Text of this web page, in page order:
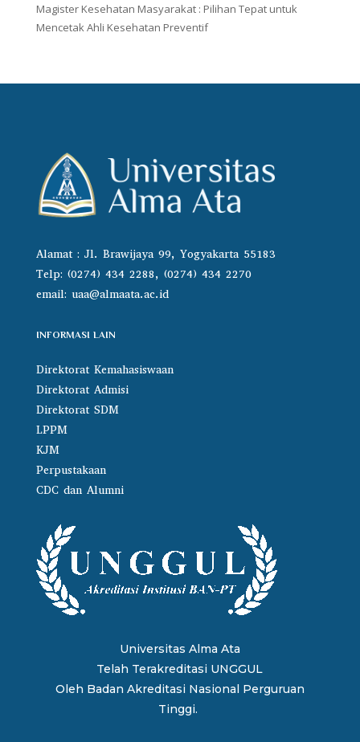
Magister Kesehatan Masyarakat : Pilihan Tepat untuk
Mencetak Ahli Kesehatan Preventif
Alamat : Jl. Brawijaya 99, Yogyakarta 55183
Telp: (0274) 434 2288, (0274) 434 2270
email: uaa@almaata.ac.id
INFORMASI LAIN
Direktorat Kemahasiswaan
Direktorat Admisi
Direktorat SDM
LPPM
KJM
Perpustakaan
CDC dan Alumni
Universitas Alma Ata
Telah Terakreditasi UNGGUL
Oleh Badan Akreditasi Nasional Perguruan
Tinggi.